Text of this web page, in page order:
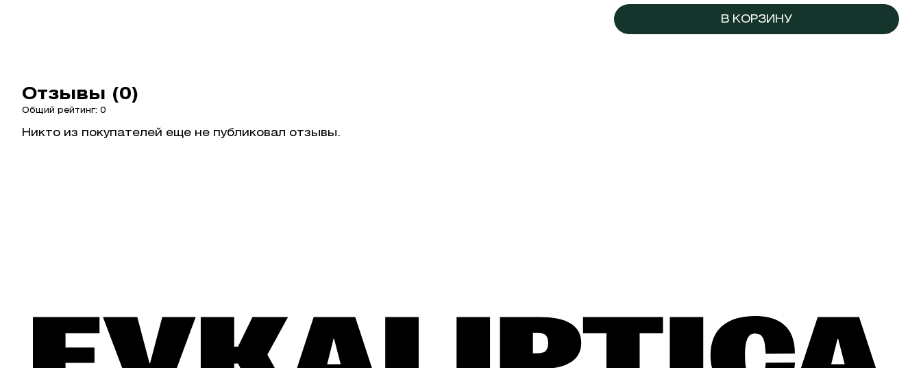
В КОРЗИНУ
Отзывы (0)
Общий рейтинг: 0
Никто из покупателей еще не публиковал отзывы.